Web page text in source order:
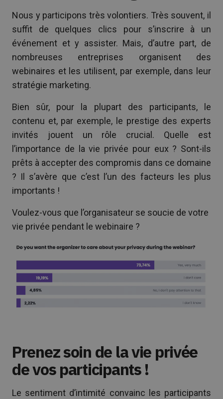
Nous y participons très volontiers. Très souvent, il
suffit de quelques clics pour s’inscrire à un
événement et y assister. Mais, d’autre part, de
nombreuses entreprises organisent des
webinaires et les utilisent, par exemple, dans leur
stratégie marketing.
Bien sûr, pour la plupart des participants, le
contenu et, par exemple, le prestige des experts
invités jouent un rôle crucial. Quelle est
l’importance de la vie privée pour eux ? Sont-ils
prêts à accepter des compromis dans ce domaine
? Il s’avère que c’est l’un des facteurs les plus
importants !
Voulez-vous que l’organisateur se soucie de votre
vie privée pendant le webinaire ?
Prenez soin de la vie privée
de vos participants !
Le sentiment d’intimité convainc les participants